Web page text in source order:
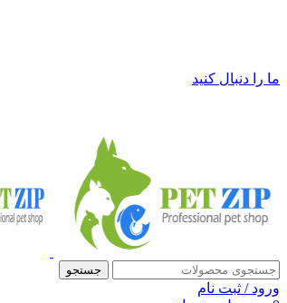
ما را دنبال کنید
جستجو
ورود / ثبت نام